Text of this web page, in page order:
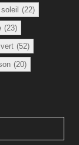
soleil (22)
(23)
vert (52)
(20)